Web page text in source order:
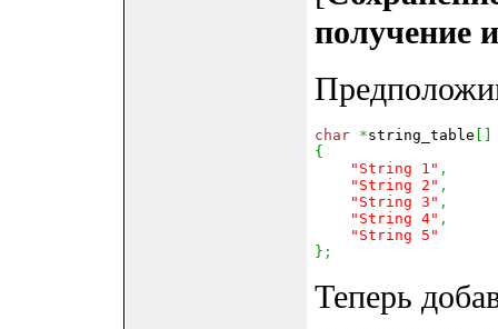
получение
char *string_table
{
"String 1" ,
"String 2" ,
"String 3" ,
"String 4" ,
"String 5"
} ;
Теперь